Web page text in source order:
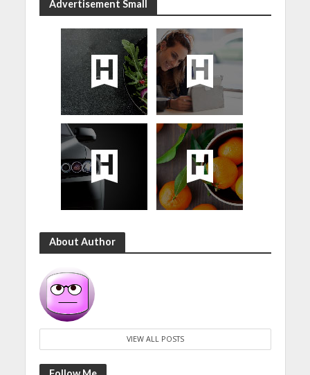
Advertisement Small
About Author
VIEW ALL POSTS